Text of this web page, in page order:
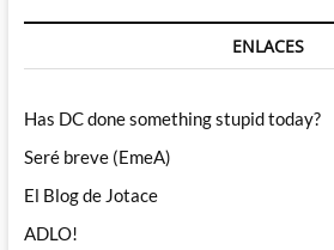
ENLACES
Has DC done something stupid today?
Seré breve (EmeA)
El Blog de Jotace
ADLO!